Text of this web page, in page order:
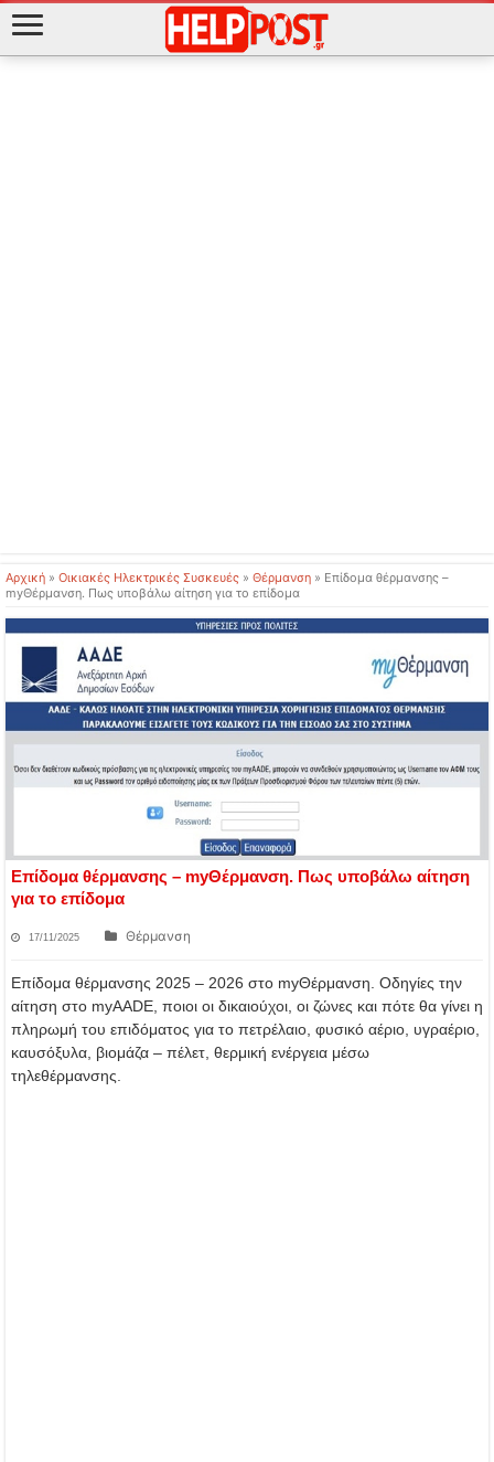
Αρχική » Οικιακές Ηλεκτρικές Συσκευές » Θέρμανση » Επίδομα θέρμανσης –
myΘέρμανση. Πως υποβάλω αίτηση για το επίδομα
Επίδομα θέρμανσης – myΘέρμανση. Πως υποβάλω αίτηση
για το επίδομα
17/11/2025 Θέρμανση
Επίδομα θέρμανσης 2025 – 2026 στο myΘέρμανση. Οδηγίες την
αίτηση στο myAADE, ποιοι οι δικαιούχοι, οι ζώνες και πότε θα γίνει η
πληρωμή του επιδόματος για το πετρέλαιο, φυσικό αέριο, υγραέριο,
καυσόξυλα, βιομάζα – πέλετ, θερμική ενέργεια μέσω
τηλεθέρμανσης.